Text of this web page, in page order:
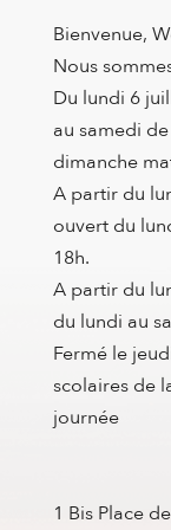
Bienvenue,
Nous
Du lundi 6
au samedi
dimanche
A partir du
ouvert du
18h.
A partir du
du lundi au
Fermé le
scolaires de
journée
1 Bis Place